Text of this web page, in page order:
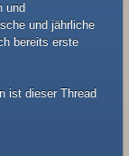
und
und jährliche
bereits erste
ist dieser Thread